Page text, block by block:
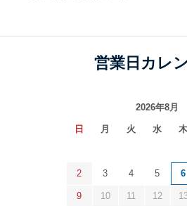
営業日カレ
2026年8月
日 月 火 水 木
2 3 4 5 6
9 10 11 12